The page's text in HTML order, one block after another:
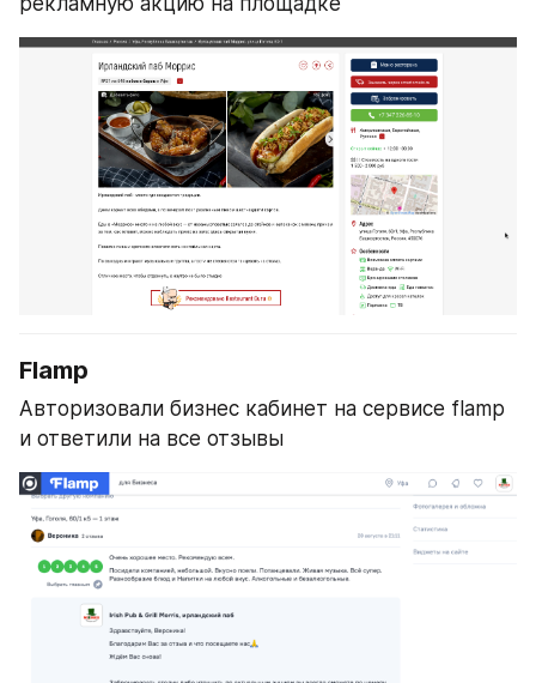
Flamp
Авторизовали бизнес кабинет на сервисе flamp
и ответили на все отзывы